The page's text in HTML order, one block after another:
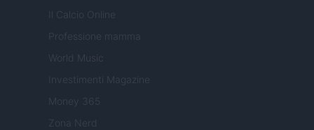
Il Calcio Online
Professione mamma
World Music
Investimenti Magazine
Money 365
Zona Nerd